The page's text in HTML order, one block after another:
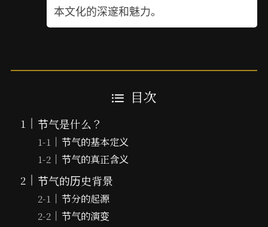
本文化的深邃和魅力。
目次
节气是什么？
节气的基本定义
节气的真正含义
节气的历史背景
节分的起源
节气的演变